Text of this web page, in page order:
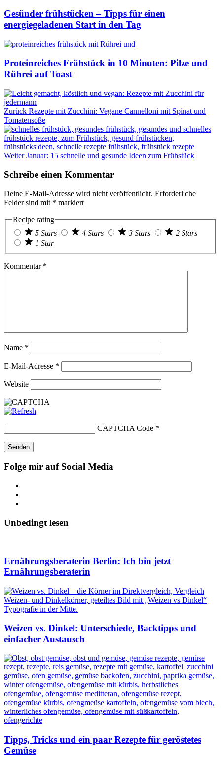
Gesünder frühstücken – Tipps für einen
energiegeladenen Start in den Tag
Proteinreiches Frühstück in 10 Minuten: Pilze und
Rührei auf Toast
Zurück Rezepte mit Zucchini: Vegane Cannelloni mit Spinat und
Tomatensoße
WeiterJanuar: 15 schnelle und gesunde Ideen zum Frühstück
Schreibe einen Kommentar
Deine E-Mail-Adresse wird nicht veröffentlicht. Erforderliche
Felder sind mit * markiert
Recipe rating
5 Stars
4 Stars 3 Stars
2 Stars
1 Star
Kommentar *
Name *
E-Mail-Adresse *
Website
CAPTCHA Code *
Folge mir auf Social Media
Unbedingt lesen
Ernährungsberaterin Berlin: Ich bin jetzt
Ernährungsberaterin
Weizen vs. Dinkel: Unterschiede, Backtipps und
einfacher Austausch
Tipps, Tricks und ein paar Rezepte für geröstetes
Gemüse